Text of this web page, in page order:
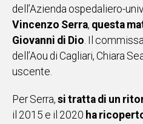
dell’Azienda ospedaliero-
Vincenzo Serra, questa
Giovanni di Dio. Il
dell’Aou di Cagliari, Chiara
uscente.
Per Serra, si tratta di un
il 2015 e il 2020 ha